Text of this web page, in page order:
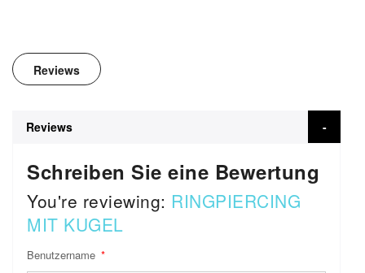
Reviews
Reviews
Schreiben Sie eine Bewertung
You're reviewing: RINGPIERCING
MIT KUGEL
Benutzername